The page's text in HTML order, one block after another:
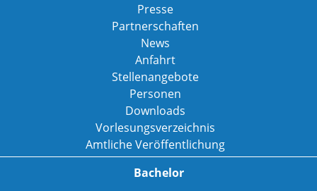
Presse
Partnerschaften
News
Anfahrt
Stellenangebote
Personen
Downloads
Vorlesungsverzeichnis
Amtliche Veröffentlichung
Bachelor